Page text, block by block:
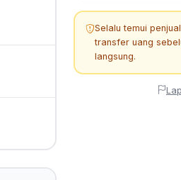
Selalu temui
transfer uang
langsung.